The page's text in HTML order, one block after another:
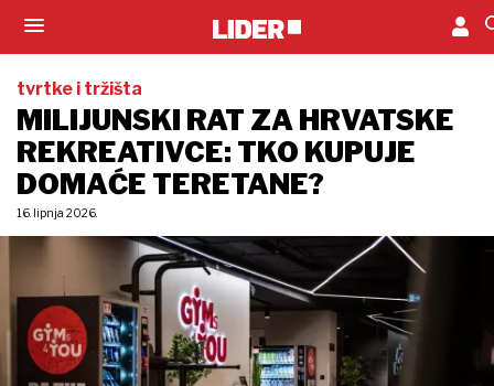
tvrtke i tržišta
MILIJUNSKI RAT ZA HRVATSKE
REKREATIVCE: TKO KUPUJE
DOMAĆE TERETANE?
16. lipnja 2026.